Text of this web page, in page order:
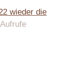
wieder die